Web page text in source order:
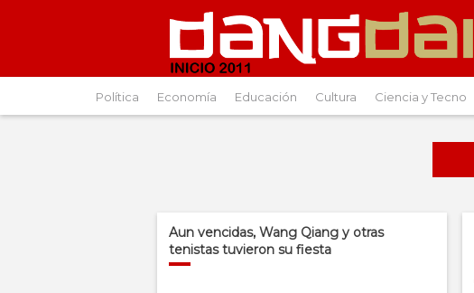
Política Economía Educación Cultura Ciencia y Tecno
Aun vencidas, Wang Qiang y otras
tenistas tuvieron su fiesta